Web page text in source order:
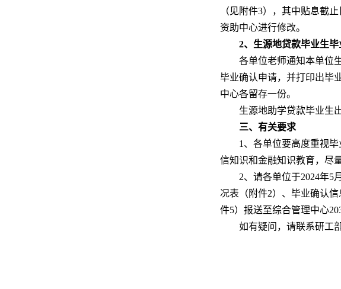
（见附件3），其中贴息截
资助中心进行修改。
2、生源地贷款毕业生
各单位老师通知本单位
毕业确认申请，并打印出毕
中心各留存一份。
生源地助学贷款毕业生
三、有关要求
1、各单位要高度重视
信知识和金融知识教育，尽
2、请各单位于2024年5
况表（附件2）、毕业确认
件5）报送至综合管理中心
如有疑问，请联系研工